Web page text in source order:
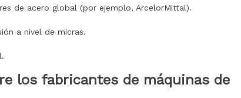
de acero global (por ejemplo, ArcelorMittal).
a nivel de micras.
los fabricantes de máquinas de